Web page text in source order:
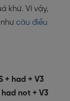
khứ. Vì vậy,
câu điều
+ had + V3
had not + V3